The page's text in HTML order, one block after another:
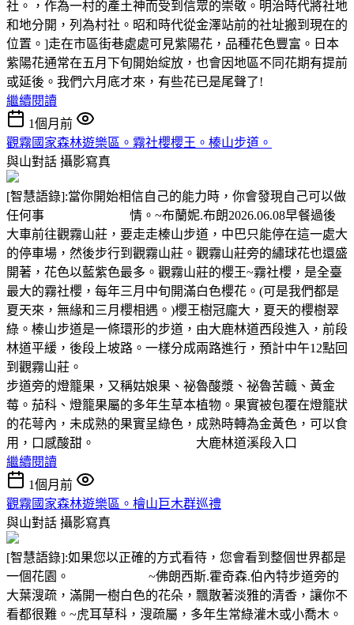
社。，作為一村的產土神而受到信眾的崇敬。明治時代將社地
和地分開，列為村社。昭和時代從金澤站前的社址搬到現在的
位置。]走在市區街巷處處可見紫陽花，品種花色豐富。日本
紫陽花通常在五月下旬開始綻放，也會因地區不同花期有提前
或延後。我們六月底才來，有些花已是尾聲了!
繼續閱讀
1個月前
觀霧國家森林遊樂區。霧社櫻櫻王。榛山步道。
與山對話 攝影寫真
[智慧語錄]:當你開始相信自己的能力時，你會發現自己可以做
任何事 情。~布蘭妮.布朗2026.06.08早餐過後
大車前往觀霧山莊，要走走榛山步道，中巴只能停在這一處大
的停車場，然後步行到觀霧山莊。觀霧山莊旁的繡球花也還盛
開著，花色以藍紫色最多。觀霧山莊的櫻王~霧社櫻，是全臺
最大的霧社櫻，每年三月中旬開滿白色櫻花。(可是我們都是
夏天來，無緣和三月櫻相遇。)櫻王樹冠龐大，夏天的櫻樹翠
綠。榛山步道是一條環形的步道，由大鹿林道西段進入，前段
林道平緩，後段上坡路。一樣分成兩路進行，預計中午12點回
到觀霧山莊。
步道旁的燈籠果，又稱姑娘果、祕魯酸漿、祕魯苦蘵、黃金
莓。茄科、燈籠果屬的多年生草本植物。果實被包覆在燈籠狀
的花萼內，未成熟的果實呈綠色，成熟時轉為金黃色，可以食
用，口感酸甜。 大鹿林道溪段入口
繼續閱讀
1個月前
觀霧國家森林遊樂區。檜山巨木群巡禮
與山對話 攝影寫真
[智慧語錄]:如果您以正確的方式看待，您會看到整個世界都是
一個花園。 ~佛朗西斯.霍奇森.伯內特步道旁的
大葉溲疏，滿開一樹白色的花朵，飄散著淡雅的清香，讓你不
看都很難。~虎耳草科，溲疏屬，多年生常綠灌木或小喬木。